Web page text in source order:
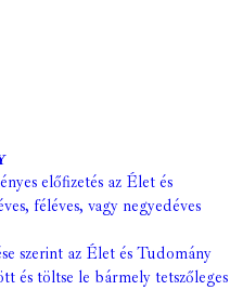
előfizetés az Élet és
féléves, vagy negyedéves
szerint az Élet és Tudomány
és töltse le bármely tetszőleges